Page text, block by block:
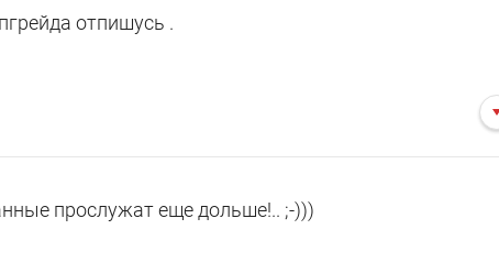
отпишусь .
прослужат еще дольше!.. ;-)))